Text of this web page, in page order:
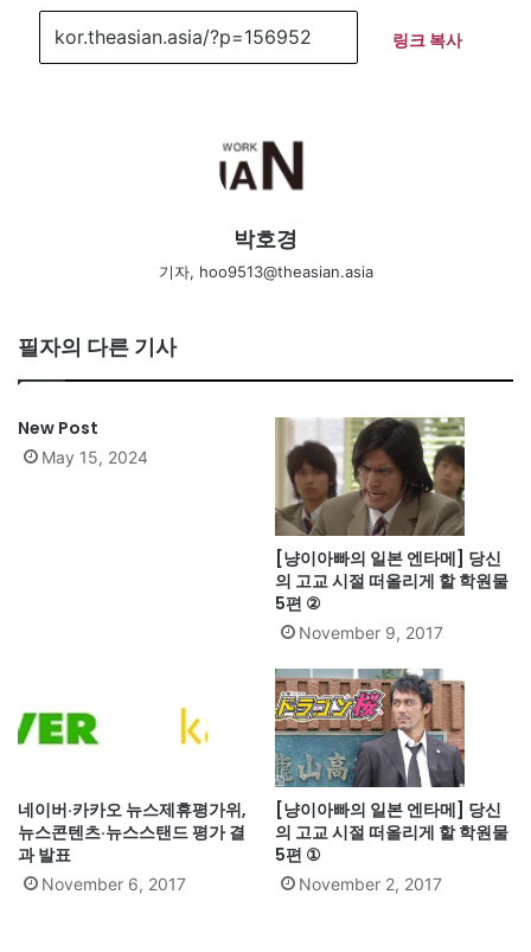
링크 복사
박호경
기자, hoo9513@theasian.asia
필자의 다른 기사
New Post
May 15, 2024
[냥이아빠의 일본 엔타메] 당신
의 고교 시절 떠올리게 할 학원물
5편 ②
November 9, 2017
네이버·카카오 뉴스제휴평가위,
뉴스콘텐츠·뉴스스탠드 평가 결
과 발표
November 6, 2017
[냥이아빠의 일본 엔타메] 당신
의 고교 시절 떠올리게 할 학원물
5편 ①
November 2, 2017